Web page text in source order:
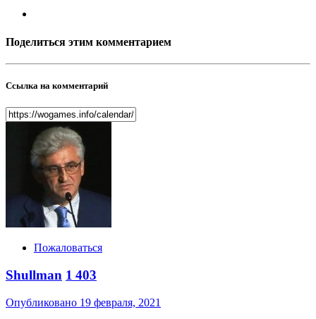
Поделиться этим комментарием
Ссылка на комментарий
Пожаловаться
Shullman 1 403
Опубликовано 19 февраля, 2021